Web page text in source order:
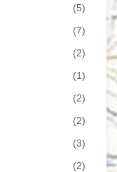
(5)
(7)
(2)
(1)
(2)
(2)
(3)
(2)